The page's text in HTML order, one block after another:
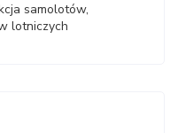
samolotów,
lotniczych